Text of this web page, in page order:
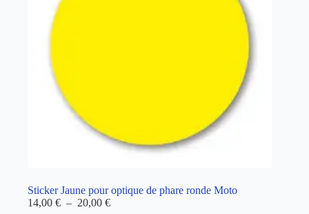
Sticker Jaune pour optique de phare ronde Moto
14,00 € – 20,00 €Plage